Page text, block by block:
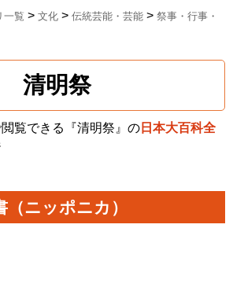
一覧 > 文化 > 伝統芸能・芸能 > 祭事・行事・
清明祭
覧できる『清明祭』の 日本大百科全
（ニッポニカ）